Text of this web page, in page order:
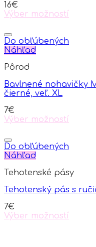
16€
Výber možností
product
has
multiple
The
may
be
on
the
page
Do obľúbených
Náhľad
Pôrod
Bavlnené nohavičky
čierné, veľ. XL
7€
Výber možností
product
has
multiple
The
may
chosen
on
Do obľúbených
Náhľad
Tehotenské pásy
Tehotenský pás s
7€
Výber možností